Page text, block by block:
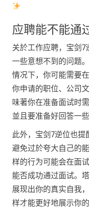
应聘能不能通
关於工作应聘，宝剑7
一些意想不到的问题
情况下，你可能需要
你申请的职位、公司
味著你在准备面试时
並且要准备好回答一
此外，宝剑7逆位也提
避免过於夸大自己的
样的行为可能会在面
能否成功通过面试。
展现出你的真实自我
样才能更好地展示你